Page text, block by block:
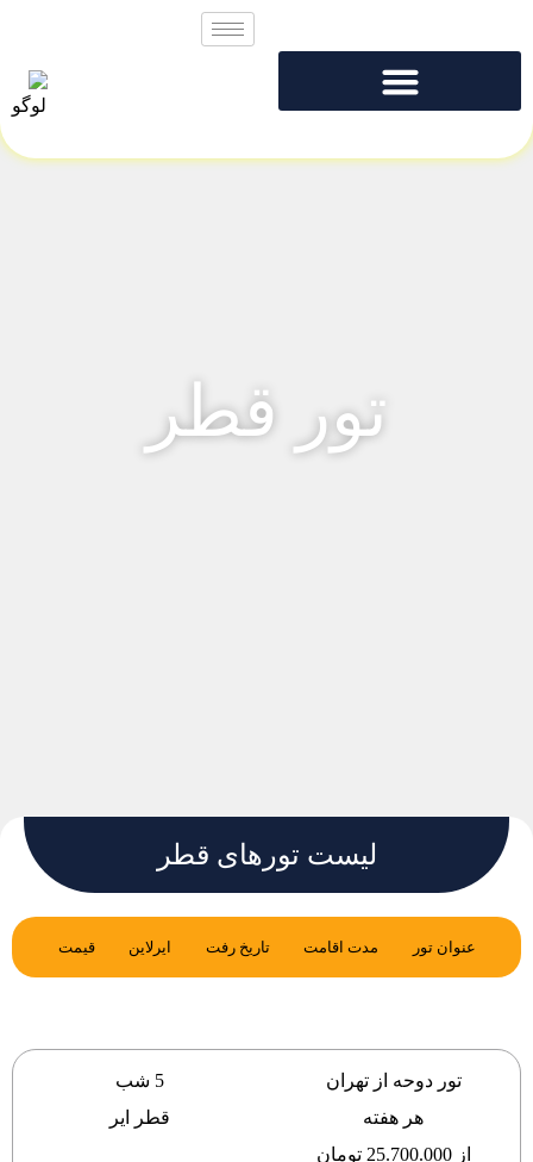
تور قطر
لیست تورهای قطر
عنوان تور مدت اقامت تاریخ رفت ایرلاین قیمت
تور دوحه از تهران
5 شب
هر هفته
قطر ایر
از 25.700.000 تومان